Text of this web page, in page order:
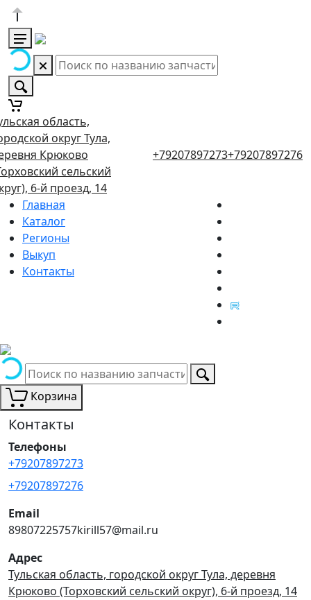
область,
округ Тула,
Крюково
сельский
6-й проезд, 14
+79207897273+79207897276
Главная
Каталог
Регионы
Выкуп
Контакты
Корзина
Контакты
Телефоны
+79207897273
+79207897276
Email
89807225757kirill57@mail.ru
Адрес
Тульская область, городской округ Тула, деревня
Крюково (Торховский сельский округ), 6-й проезд, 14